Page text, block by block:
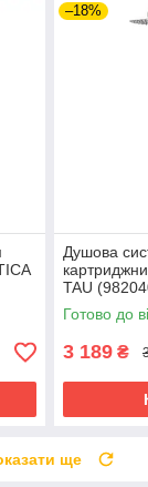
–18%
Душова
TAU
Готово до
3 189 ₴
ще